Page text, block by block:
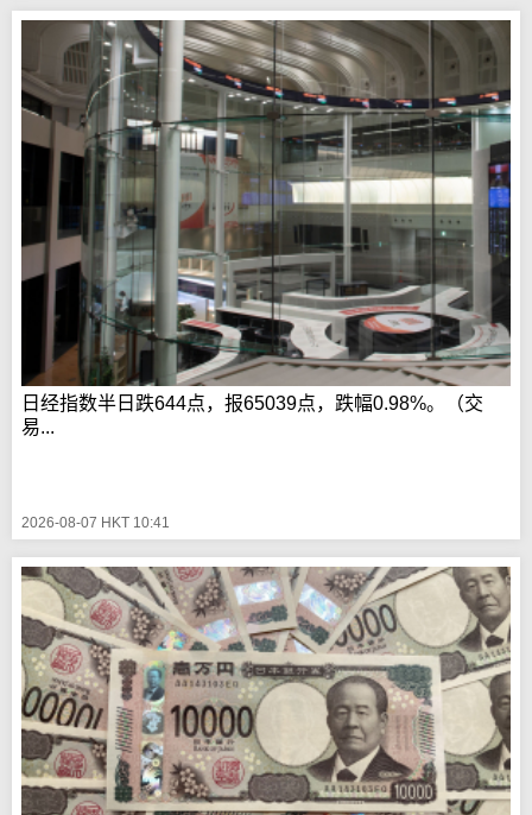
日经指数半日跌644点，报65039点，跌幅0.98%。（交
易...
2026-08-07 HKT 10:41